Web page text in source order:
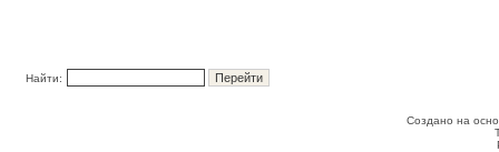
Найти:
Создано на